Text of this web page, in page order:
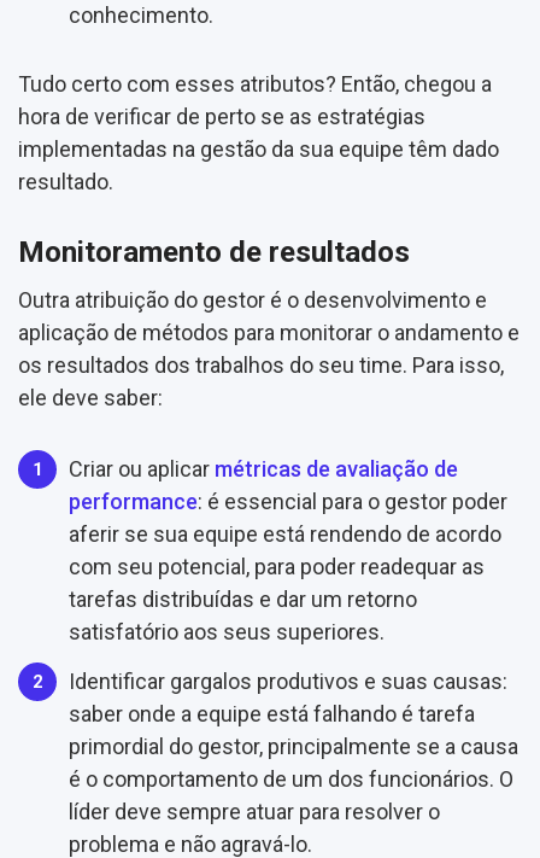
conhecimento.
Tudo certo com esses atributos? Então, chegou a
hora de verificar de perto se as estratégias
implementadas na gestão da sua equipe têm dado
resultado.
Monitoramento de resultados
Outra atribuição do gestor é o desenvolvimento e
aplicação de métodos para monitorar o andamento e
os resultados dos trabalhos do seu time. Para isso,
ele deve saber:
Criar ou aplicar métricas de avaliação de
performance: é essencial para o gestor poder
aferir se sua equipe está rendendo de acordo
com seu potencial, para poder readequar as
tarefas distribuídas e dar um retorno
satisfatório aos seus superiores.
Identificar gargalos produtivos e suas causas:
saber onde a equipe está falhando é tarefa
primordial do gestor, principalmente se a causa
é o comportamento de um dos funcionários. O
líder deve sempre atuar para resolver o
problema e não agravá-lo.